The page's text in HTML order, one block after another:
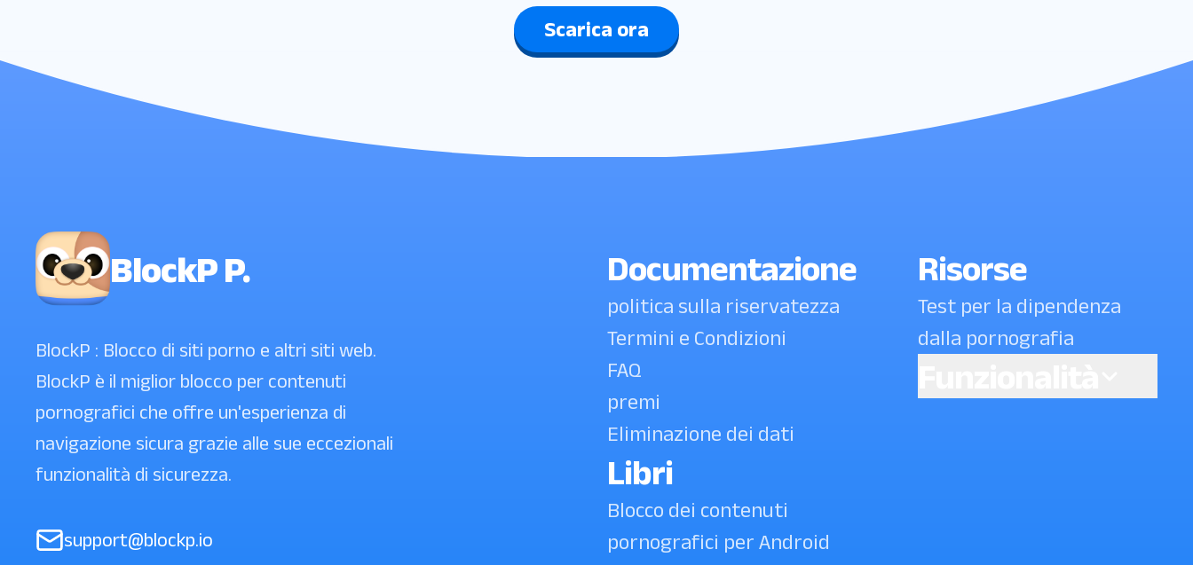
Scarica ora
BlockP P.
BlockP : Blocco di siti porno e altri siti web.
BlockP è il miglior blocco per contenuti
pornografici che offre un'esperienza di
navigazione sicura grazie alle sue eccezionali
funzionalità di sicurezza.
support@blockp.io
Documentazione
politica sulla riservatezza
Termini e Condizioni
FAQ
premi
Eliminazione dei dati
Libri
Blocco dei contenuti
pornografici per Android
Risorse
Test per la dipendenza
dalla pornografia